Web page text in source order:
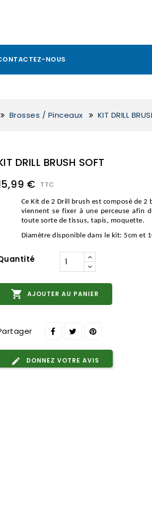
NOUS
Brosses / Pinceaux KIT DRILL
DRILL BRUSH SOFT
€ TTC
Ce Kit de 2 Drill brush est composé de 2
viennent se fixer à une perceuse afin
toute sorte de tissus, tapis, moquette.
Diamètre disponible dans le kit: 5cm et
 AJOUTER AU PANIER
DONNEZ VOTRE AVIS